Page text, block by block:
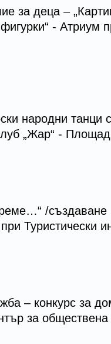
за деца –
- Атриум
народни танци
„Жар“ -
/създаване
Туристически
– конкурс за
за